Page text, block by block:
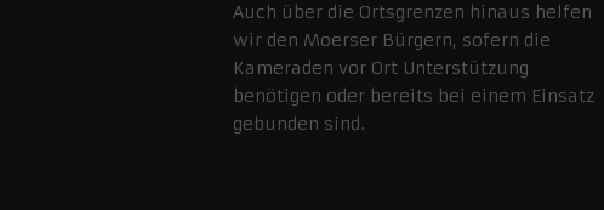
Auch über die Ortsgrenzen hinaus helfen
wir den Moerser Bürgern, sofern die
Kameraden vor Ort Unterstützung
benötigen oder bereits bei einem Einsatz
gebunden sind.